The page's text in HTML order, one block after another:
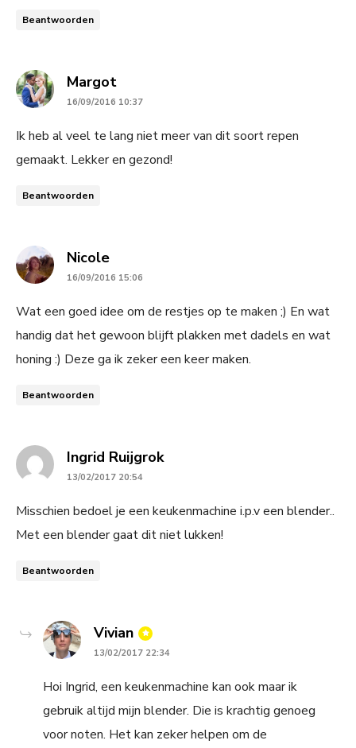
Beantwoorden
Margotsays:
16/09/2016 10:37
Ik heb al veel te lang niet meer van dit soort repen
gemaakt. Lekker en gezond!
Beantwoorden
Nicolesays:
16/09/2016 15:06
Wat een goed idee om de restjes op te maken ;) En wat
handig dat het gewoon blijft plakken met dadels en wat
honing :) Deze ga ik zeker een keer maken.
Beantwoorden
Ingrid Ruijgroksays:
13/02/2017 20:54
Misschien bedoel je een keukenmachine i.p.v een blender..
Met een blender gaat dit niet lukken!
Beantwoorden
Vivian says:
13/02/2017 22:34
Hoi Ingrid, een keukenmachine kan ook maar ik
gebruik altijd mijn blender. Die is krachtig genoeg
voor noten. Het kan zeker helpen om de